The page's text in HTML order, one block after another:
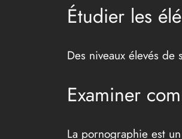
Étudier les
Des niveaux élevés de
Examiner
La pornographie est